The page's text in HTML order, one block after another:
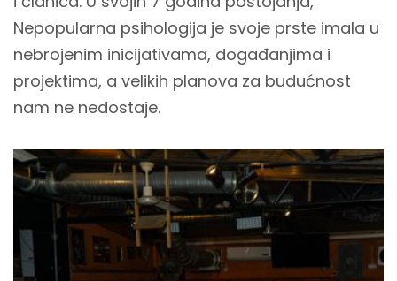
Nepopularna psihologija je svoje prste imala u
nebrojenim inicijativama, događanjima i
projektima, a velikih planova za budućnost
nam ne nedostaje.